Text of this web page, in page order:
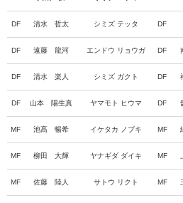
DF 清水 哲太 シミズ テッタ DF
DF 遠藤 龍河 エンドウ リョウガ DF
DF 清水 楽人 シミズ ガクト DF
DF 山本 陽生真 ヤマモト ヒウマ DF
MF 池髙 暢希 イケタカ ノブキ MF
MF 柳田 大輝 ヤナギダ ダイキ MF
MF 佐藤 陸人 サトウ リクト MF